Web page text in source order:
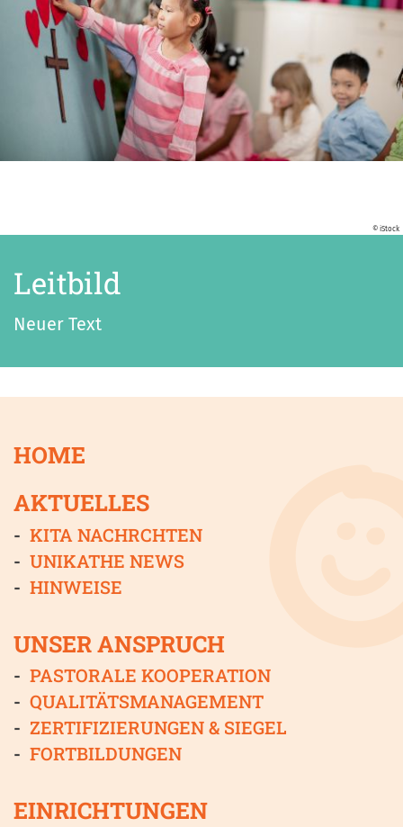
© iStock
Leitbild
Neuer Text
HOME
AKTUELLES
KITA NACHRCHTEN
UNIKATHE NEWS
HINWEISE
UNSER ANSPRUCH
PASTORALE KOOPERATION
QUALITÄTSMANAGEMENT
ZERTIFIZIERUNGEN & SIEGEL
FORTBILDUNGEN
EINRICHTUNGEN